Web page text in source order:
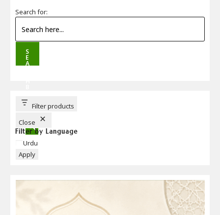
Search for:
S
E
A
T
T
Filter products
Close
Filter by Language
Language
Urdu
Apply